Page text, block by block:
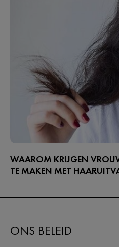
WAAROM KRIJGEN
TE MAKEN MET
haaruitval. In dit artikel lees je
ONS BELEID